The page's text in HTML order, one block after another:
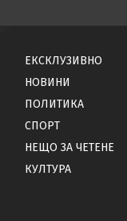
ЕКСКЛУЗИВНО
НОВИНИ
ПОЛИТИКА
СПОРТ
НЕЩО ЗА ЧЕТЕНЕ
КУЛТУРА